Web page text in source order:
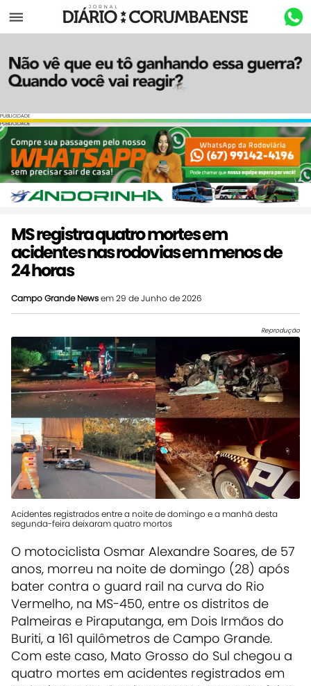
Menu
PUBLICIDADE
PUBLICIDADE
MS registra quatro mortes em
acidentes nas rodovias em menos de
24 horas
Campo Grande Newsem 29 de Junho de 2026
Reprodução
Acidentes registrados entre a noite de domingo e a manhã desta
segunda-feira deixaram quatro mortos
O motociclista Osmar Alexandre Soares, de 57
anos, morreu na noite de domingo (28) após
bater contra o guard rail na curva do Rio
Vermelho, na MS-450, entre os distritos de
Palmeiras e Piraputanga, em Dois Irmãos do
Buriti, a 161 quilômetros de Campo Grande.
Com este caso, Mato Grosso do Sul chegou a
quatro mortes em acidentes registrados em